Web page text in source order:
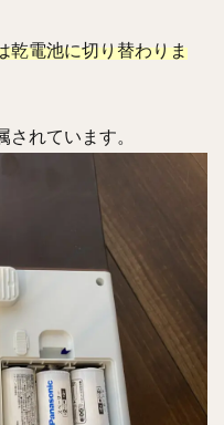
乾電池に切り替わりま
れています。